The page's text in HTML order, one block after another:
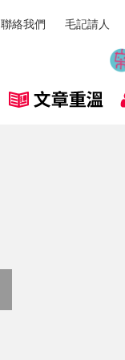
聯絡我們 毛記請人